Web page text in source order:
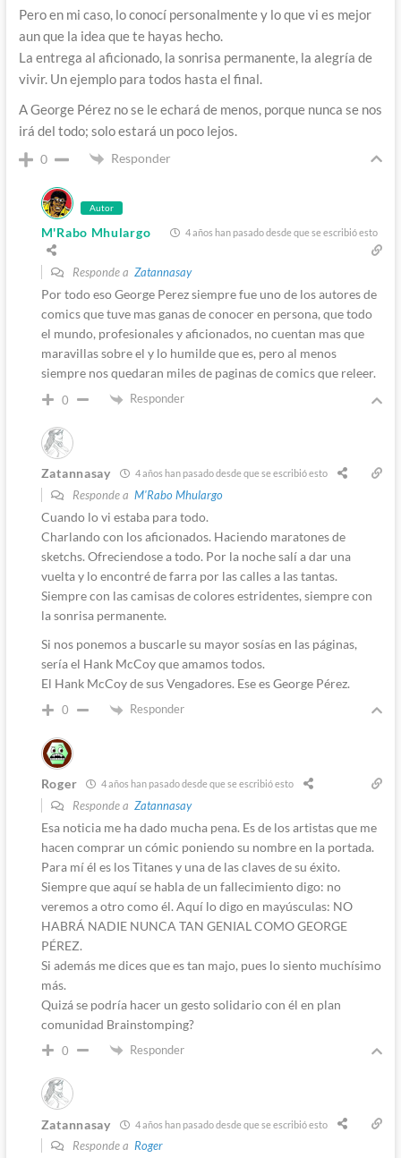
Pero en mi caso, lo conocí personalmente y lo que vi es mejor
aun que la idea que te hayas hecho.
La entrega al aficionado, la sonrisa permanente, la alegría de
vivir. Un ejemplo para todos hasta el final.
A George Pérez no se le echará de menos, porque nunca se nos
irá del todo; solo estará un poco lejos.
0 Responder
Autor
M'Rabo Mhulargo 4 años han pasado desde que se escribió esto
Responde a Zatannasay
Por todo eso George Perez siempre fue uno de los autores de
comics que tuve mas ganas de conocer en persona, que todo
el mundo, profesionales y aficionados, no cuentan mas que
maravillas sobre el y lo humilde que es, pero al menos
siempre nos quedaran miles de paginas de comics que releer.
0 Responder
Zatannasay 4 años han pasado desde que se escribió esto
Responde a M'Rabo Mhulargo
Cuando lo vi estaba para todo.
Charlando con los aficionados. Haciendo maratones de
sketchs. Ofreciendose a todo. Por la noche salí a dar una
vuelta y lo encontré de farra por las calles a las tantas.
Siempre con las camisas de colores estridentes, siempre con
la sonrisa permanente.
Si nos ponemos a buscarle su mayor sosías en las páginas,
sería el Hank McCoy que amamos todos.
El Hank McCoy de sus Vengadores. Ese es George Pérez.
0 Responder
Roger 4 años han pasado desde que se escribió esto
Responde a Zatannasay
Esa noticia me ha dado mucha pena. Es de los artistas que me
hacen comprar un cómic poniendo su nombre en la portada.
Para mí él es los Titanes y una de las claves de su éxito.
Siempre que aquí se habla de un fallecimiento digo: no
veremos a otro como él. Aquí lo digo en mayúsculas: NO
HABRÁ NADIE NUNCA TAN GENIAL COMO GEORGE
PÉREZ.
Si además me dices que es tan majo, pues lo siento muchísimo
más.
Quizá se podría hacer un gesto solidario con él en plan
comunidad Brainstomping?
0 Responder
Zatannasay 4 años han pasado desde que se escribió esto
Responde a Roger